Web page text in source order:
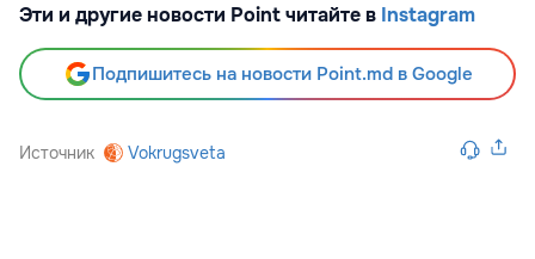
Эти и другие новости Point читайте в Instagram
Подпишитесь на новости Point.md в Google
Источник Vokrugsveta